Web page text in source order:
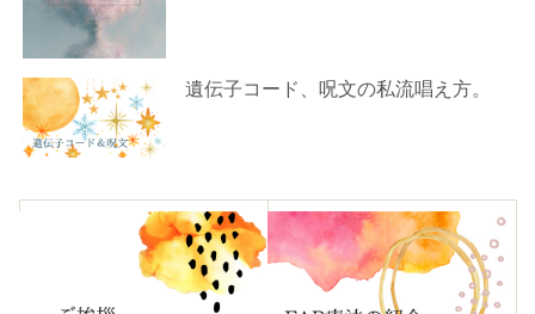
遺伝子コード、呪文の私流唱え方。